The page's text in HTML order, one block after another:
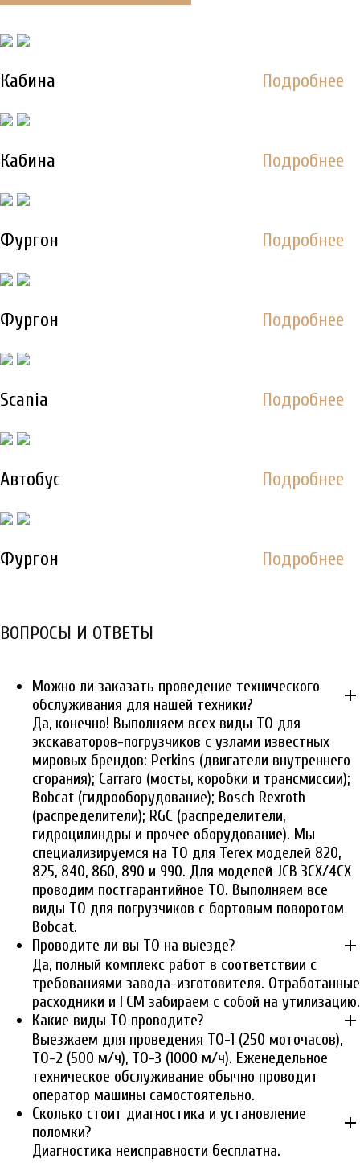
Кабина Подробнее
Кабина Подробнее
Фургон Подробнее
Фургон Подробнее
Scania Подробнее
Автобус Подробнее
Фургон Подробнее
ВОПРОСЫ И ОТВЕТЫ
Можно ли заказать проведение технического
обслуживания для нашей техники?
add
Да, конечно! Выполняем всех виды ТО для
экскаваторов-погрузчиков с узлами известных
мировых брендов: Perkins (двигатели внутреннего
сгорания); Carraro (мосты, коробки и трансмиссии);
Bobcat (гидрооборудование); Bosch Rexroth
(распределители); RGC (распределители,
гидроцилиндры и прочее оборудование). Мы
специализируемся на ТО для Terex моделей 820,
825, 840, 860, 890 и 990. Для моделей JCB 3CX/4CX
проводим постгарантийное ТО. Выполняем все
виды ТО для погрузчиков с бортовым поворотом
Bobcat.
Проводите ли вы ТО на выезде?
add
Да, полный комплекс работ в соответствии с
требованиями завода-изготовителя. Отработанные
расходники и ГСМ забираем с собой на утилизацию.
Какие виды ТО проводите?
add
Выезжаем для проведения ТО-1 (250 моточасов),
ТО-2 (500 м/ч), ТО-3 (1000 м/ч). Еженедельное
техническое обслуживание обычно проводит
оператор машины самостоятельно.
Сколько стоит диагностика и установление
поломки?
add
Диагностика неисправности бесплатна.